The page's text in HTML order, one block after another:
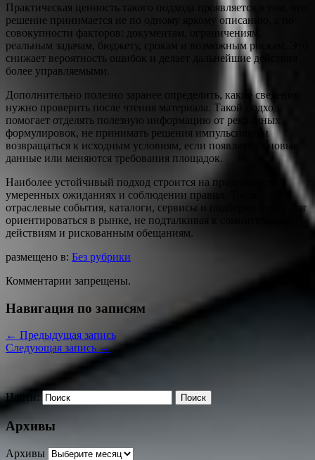
Практическая ценность такого подхода проявляется в том, что
решение принимается не по одному яркому описанию, а по
совокупности факторов: документам, ограничениям,
реальным задачам, бюджету, срокам и возможным рискам. Это
снижает вероятность ошибок и делает дальнейшие действия
более управляемыми.
Дополнительно полезно заранее определить, какие сведения
нужно проверить после чтения материала. Такой подход
помогает отделять полезную информацию от рекламных
формулировок, не принимать решения импульсивно и
возвращаться к исходным условиям, если появляются новые
данные или меняются требования площадок.
Наиболее устойчивый подход строится на прозрачности,
умеренных ожиданиях и соблюдении правил. Тогда
отраслевые события, каталоги, сервисы и подборки помогают
ориентироваться в рынке, не подталкивая к сомнительным
действиям и рискованным обещаниям.
размещено в: Без рубрики
Комментарии запрещены.
Навигация по записям
← Предыдущая запись
Следующая запись →
Найти:
Архивы
Архивы